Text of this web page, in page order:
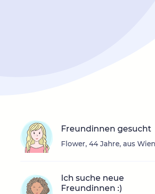
Freundinnen gesucht
Flower, 44 Jahre, aus
Ich suche neue
Freundinnen :)